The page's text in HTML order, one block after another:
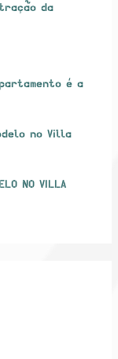
da
é a
no Villa
NO VILLA